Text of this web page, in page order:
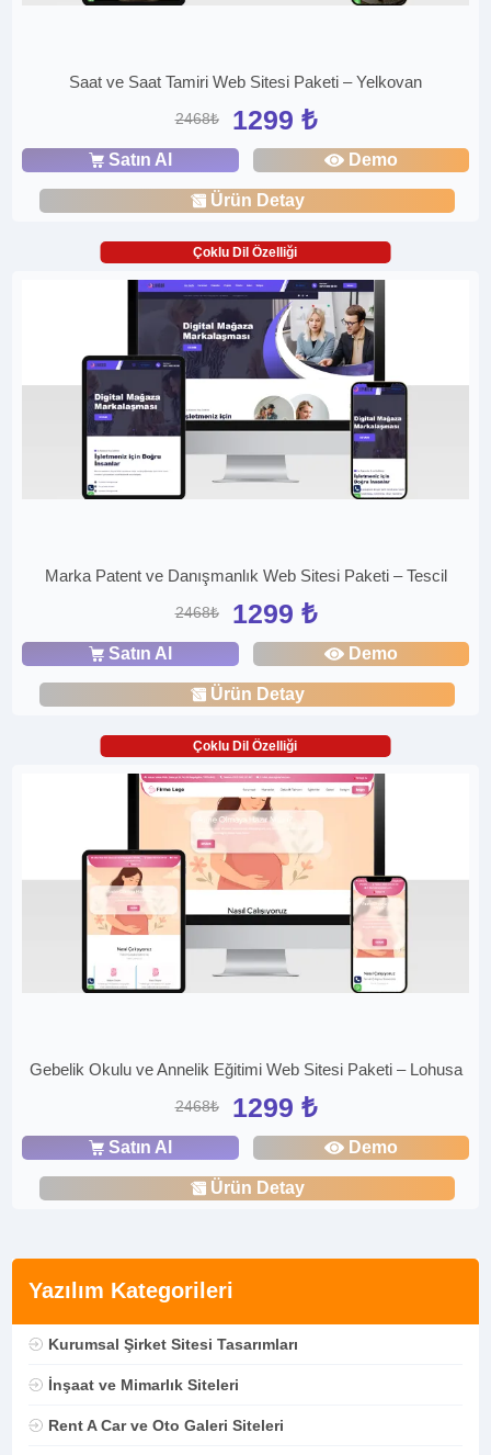
Yazılım Kategorileri
Kurumsal Şirket Sitesi Tasarımları
İnşaat ve Mimarlık Siteleri
Rent A Car ve Oto Galeri Siteleri
Saat ve Saat Tamiri Web Sitesi Paketi – Yelkovan
2468₺ 1299 ₺
Satın Al Demo
Ürün Detay
Çoklu Dil Özelliği
Marka Patent ve Danışmanlık Web Sitesi Paketi – Tescil
2468₺ 1299 ₺
Satın Al Demo
Ürün Detay
Çoklu Dil Özelliği
Gebelik Okulu ve Annelik Eğitimi Web Sitesi Paketi – Lohusa
2468₺ 1299 ₺
Satın Al Demo
Ürün Detay